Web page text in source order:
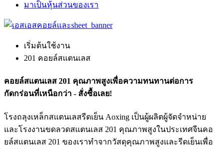
มาเป็นหุ้นส่วนของเรา
เริ่มต้นใช้งาน
201 คอยล์สแตนเลส
คอยล์สแตนเลส 201 คุณภาพสูงเพื่อความทนทานต่อการ
กัดกร่อนที่เหนือกว่า - สั่งซื้อเลย!
โรงถลุงเหล็กสแตนเลสรีดเย็น Aoxing เป็นผู้ผลิตผู้จัดจำหน่าย
และโรงงานขดลวดสแตนเลส 201 คุณภาพสูงในประเทศจีนคอ
ยล์สแตนเลส 201 ของเราทำจากวัสดุคุณภาพสูงและรีดเย็นเพื่อ